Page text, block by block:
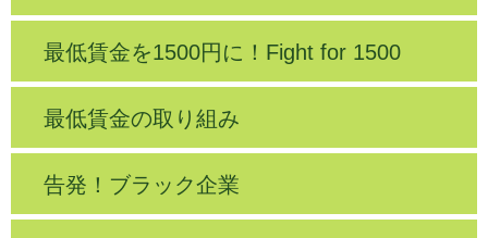
最低賃金を1500円に！Fight for 1500
最低賃金の取り組み
告発！ブラック企業